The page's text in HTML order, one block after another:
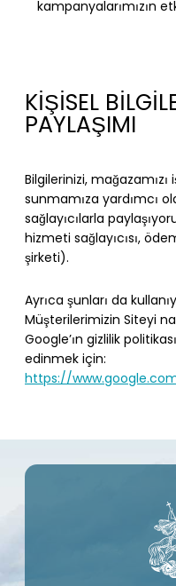
kampanyalarımızın
KİŞİSEL
PAYLAŞIMI
Bilgilerinizi,
sunmamıza yardımcı
sağlayıcılarla
hizmeti sağlayıcısı,
şirketi).
Ayrıca şunları da
Müşterilerimizin Siteyi
Google’ın gizlilik
edinmek için:
https://